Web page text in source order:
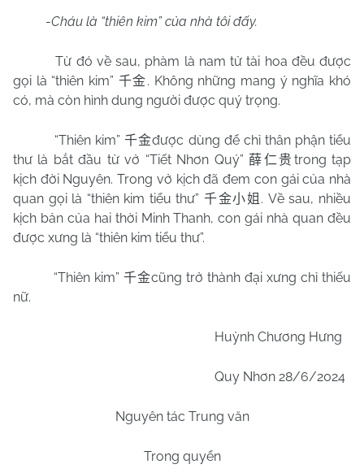
-Cháu là “thiên kim” của nhà tôi đấy.
Từ đó về sau, phàm là nam tử tài hoa đều được
gọi là “thiên kim” 千金. Không những mang ý nghĩa khó
có, mà còn hình dung người được quý trọng.
“Thiên kim”千金được dùng để chỉ thân phận tiểu
thư là bắt đầu từ vở “Tiết Nhơn Quý” 薛仁贵trong tạp
kịch đời Nguyên. Trong vở kịch đã đem con gái của nhà
quan gọi là “thiên kim tiểu thư” 千金小姐 . Về sau, nhiều
kịch bản của hai thời Minh Thanh, con gái nhà quan đều
được xưng là “thiên kim tiểu thư”.
“Thiên kim” 千金cũng trở thành đại xưng chỉ thiếu
nữ.
Huỳnh Chương Hưng
Quy Nhơn 28/6/2024
Nguyên tác Trung văn
Trong quyển